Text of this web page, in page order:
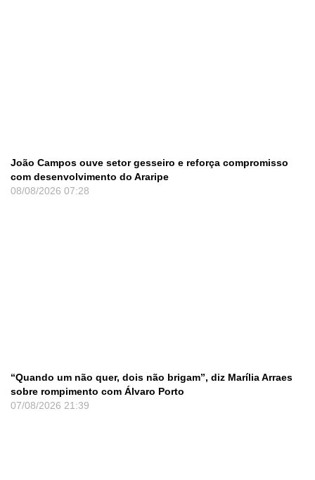
João Campos ouve setor gesseiro e reforça compromisso
com desenvolvimento do Araripe
08/08/2026 07:28
“Quando um não quer, dois não brigam”, diz Marília Arraes
sobre rompimento com Álvaro Porto
07/08/2026 21:39